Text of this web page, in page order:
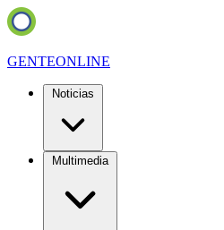
GENTEONLINE
Noticias
Multimedia